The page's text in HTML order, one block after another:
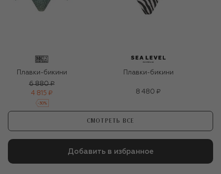
Плавки-бикини
6 880 ₽
4 815 ₽
-30%
Плавки-бикини
8 480 ₽
СМОТРЕТЬ ВСЕ
Добавить в избранное